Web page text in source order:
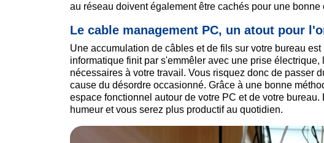
au réseau doivent également être cachés pour une
Le cable management PC, un atout pour
Une accumulation de câbles et de fils sur votre bureau
informatique finit par s'emmêler avec une prise
nécessaires à votre travail. Vous risquez donc de passer
cause du désordre occasionné. Grâce à une bonne
espace fonctionnel autour de votre PC et de votre
humeur et vous serez plus productif au quotidien.